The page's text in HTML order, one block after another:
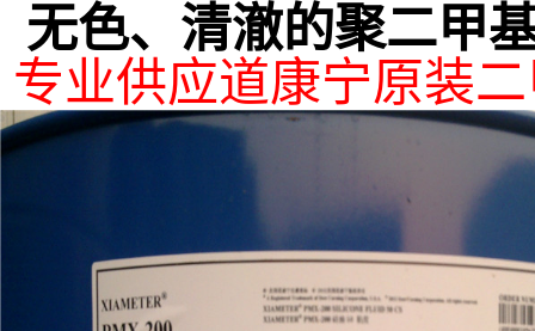
无色、清澈的聚二甲
专业供应道康宁原装